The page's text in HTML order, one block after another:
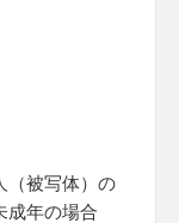
（被写体）の
成年の場合